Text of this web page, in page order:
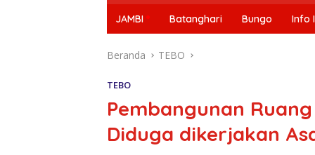
JAMBI Batanghari Bungo Info
Beranda TEBO
TEBO
Pembangunan
Diduga dikerjakan
SPPG
SMSI Terima